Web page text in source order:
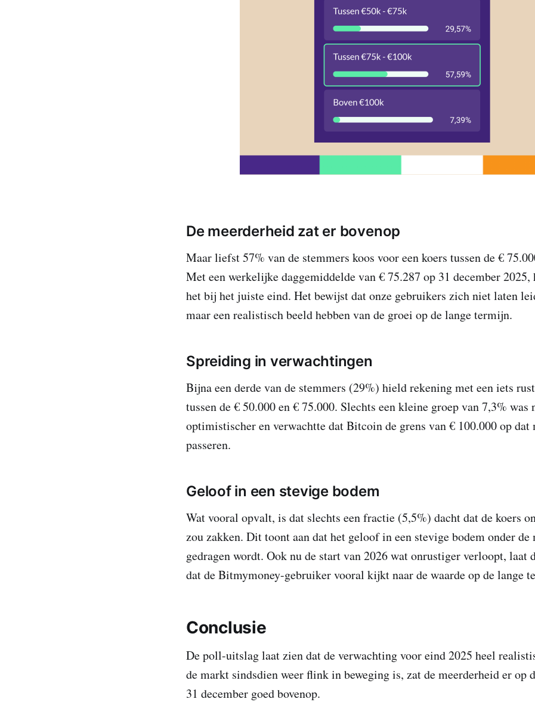
De meerderheid zat er bovenop
Maar liefst 57% van de stemmers koos voor een koers tussen de €
Met een werkelijke daggemiddelde van € 75.287 op 31 december 2025,
het bij het juiste eind. Het bewijst dat onze gebruikers zich niet laten
maar een realistisch beeld hebben van de groei op de lange termijn.
Spreiding in verwachtingen
Bijna een derde van de stemmers (29%) hield rekening met een iets
tussen de € 50.000 en € 75.000. Slechts een kleine groep van 7,3% was
optimistischer en verwachtte dat Bitcoin de grens van € 100.000 op dat
passeren.
Geloof in een stevige bodem
Wat vooral opvalt, is dat slechts een fractie (5,5%) dacht dat de koers
zou zakken. Dit toont aan dat het geloof in een stevige bodem onder de
gedragen wordt. Ook nu de start van 2026 wat onrustiger verloopt, laat
dat de Bitmymoney-gebruiker vooral kijkt naar de waarde op de lange
Conclusie
De poll-uitslag laat zien dat de verwachting voor eind 2025 heel
de markt sindsdien weer flink in beweging is, zat de meerderheid er op
31 december goed bovenop.